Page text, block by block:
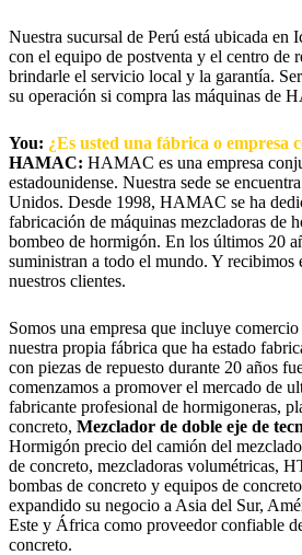
Nuestra sucursal de Perú está ubicada en
con el equipo de postventa y el centro de
brindarle el servicio local y la garantía.
su operación si compra las máquinas de
You: ¿Es usted una fábrica o empresa
HAMAC: HAMAC es una empresa
estadounidense. Nuestra sede se
Unidos. Desde 1998, HAMAC se ha
fabricación de máquinas mezcladoras de
bombeo de hormigón. En los últimos 20
suministran a todo el mundo. Y recibimos
nuestros clientes.
Somos una empresa que incluye
nuestra propia fábrica que ha estado
con piezas de repuesto durante 20 años
comenzamos a promover el mercado de
fabricante profesional de hormigoneras,
concreto, Mezclador de doble eje de
Hormigón precio del camión del
de concreto, mezcladoras volumétricas,
bombas de concreto y equipos de
expandido su negocio a Asia del Sur,
Este y África como proveedor confiable
concreto.